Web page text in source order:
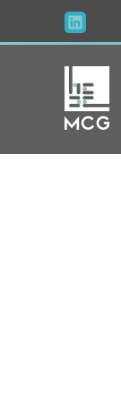
au